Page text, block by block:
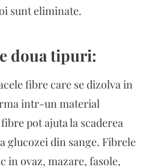
sunt eliminate.
doua tipuri:
fibre care se dizolva in
intr-un material
pot ajuta la scaderea
glucozei din sange. Fibrele
in ovaz, mazare, fasole,